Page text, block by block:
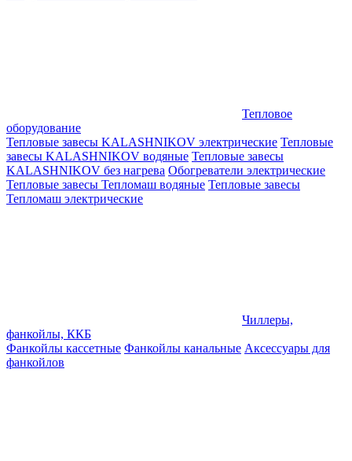
Тепловое
оборудование
Тепловые завесы KALASHNIKOV электрические Тепловые
завесы KALASHNIKOV водяные Тепловые завесы
KALASHNIKOV без нагрева Обогреватели электрические
Тепловые завесы Тепломаш водяные Тепловые завесы
Тепломаш электрические
Чиллеры,
фанкойлы, ККБ
Фанкойлы кассетные Фанкойлы канальные Аксессуары для
фанкойлов